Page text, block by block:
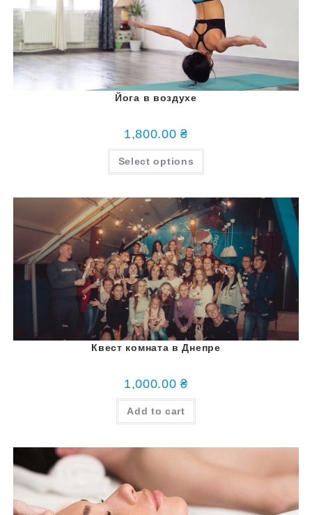
Йога в воздухе
1,800.00₴
Select options
Квест комната в Днепре
1,000.00₴
Add to cart